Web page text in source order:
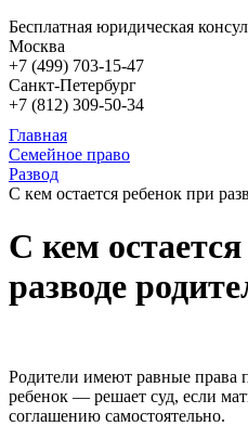
Бесплатная юридическая
Москва
+7 (499) 703-15-47
Санкт-Петербург
+7 (812) 309-50-34
Главная
Семейное право
Развод
С кем остается ребенок при
С кем
разводе
Родители имеют равные права
ребенок — решает суд, если
соглашению самостоятельно.